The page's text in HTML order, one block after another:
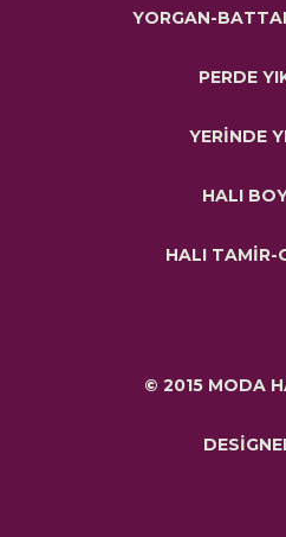
YORGAN-
PERDE
YERİNDE
HALI
HALI TAMİR-
© 2015 MODA